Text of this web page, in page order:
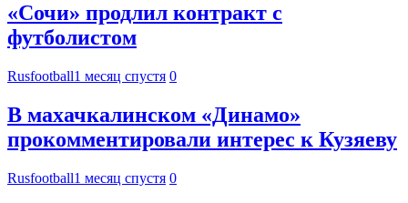
«Сочи» продлил контракт с
футболистом
Rusfootball1 месяц спустя 0
В махачкалинском «Динамо»
прокомментировали интерес к Кузяеву
Rusfootball1 месяц спустя 0